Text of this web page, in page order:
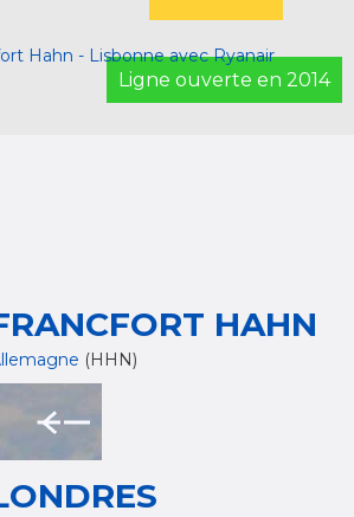
Hahn - Lisbonne avec Ryanair
Ligne ouverte en 2014
HAHN
(HHN)